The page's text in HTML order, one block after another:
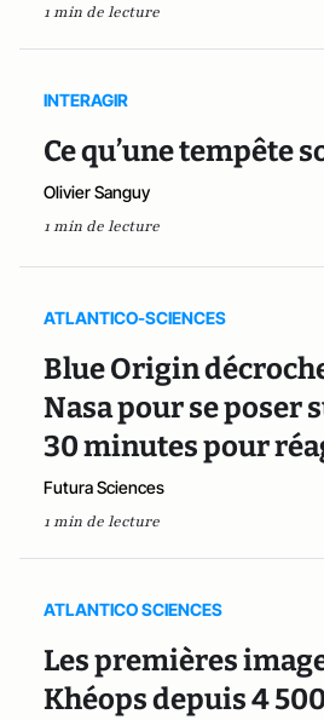
1 min de lecture
INTERAGIR
Ce qu’une tempête
Olivier Sanguy
1 min de lecture
ATLANTICO-SCIENCES
Blue Origin
Nasa pour se poser
30 minutes pour
Futura Sciences
1 min de lecture
ATLANTICO SCIENCES
Les premières
Khéops depuis 4